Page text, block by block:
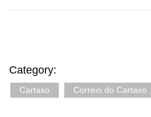
Category:
Cartaxo Correio do Cartaxo